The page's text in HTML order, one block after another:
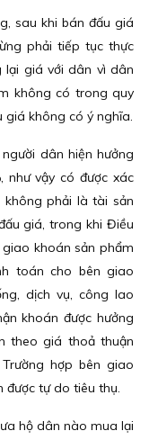
sau khi bán đấu giá
phải tiếp tục thực
lại giá với dân vì dân
không có trong quy
giá không có ý nghĩa.
dân hiện hưởng
như vậy có được xác
phải là tài sản
giá, trong khi Điều
giao khoán sản phẩm
toán cho bên giao
dịch vụ, công lao
khoán được hưởng
theo giá thoả thuận
hợp bên giao
được tự do tiêu thụ.
hộ dân nào mua lại